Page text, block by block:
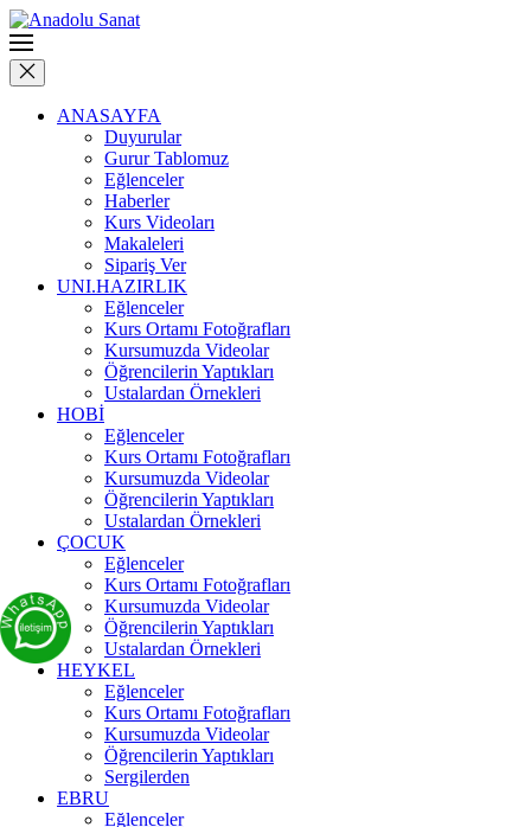
ANASAYFA
Duyurular
Gurur Tablomuz
Eğlenceler
Haberler
Kurs Videoları
Makaleleri
Sipariş Ver
UNI.HAZIRLIK
Eğlenceler
Kurs Ortamı Fotoğrafları
Kursumuzda Videolar
Öğrencilerin Yaptıkları
Ustalardan Örnekleri
HOBİ
Eğlenceler
Kurs Ortamı Fotoğrafları
Kursumuzda Videolar
Öğrencilerin Yaptıkları
Ustalardan Örnekleri
ÇOCUK
Eğlenceler
Kurs Ortamı Fotoğrafları
Kursumuzda Videolar
Öğrencilerin Yaptıkları
Ustalardan Örnekleri
HEYKEL
Eğlenceler
Kurs Ortamı Fotoğrafları
Kursumuzda Videolar
Öğrencilerin Yaptıkları
Sergilerden
EBRU
Eğlenceler